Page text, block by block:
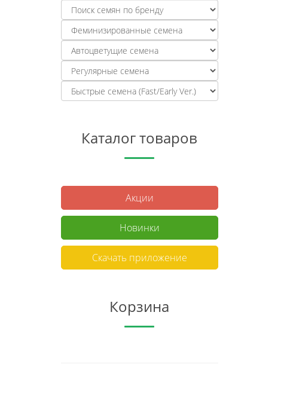
Каталог товаров
Акции
Новинки
Скачать приложение
Корзина